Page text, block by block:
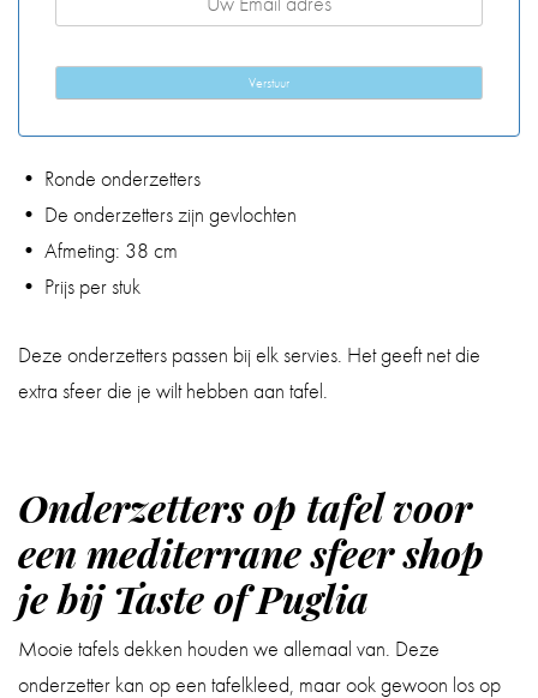
Verstuur
• Ronde onderzetters
• De onderzetters zijn gevlochten
• Afmeting: 38 cm
• Prijs per stuk
Deze onderzetters passen bij elk servies. Het geeft net die
extra sfeer die je wilt hebben aan tafel.
Onderzetters op tafel voor
een mediterrane sfeer shop
je bij Taste of Puglia
Mooie tafels dekken houden we allemaal van. Deze
onderzetter kan op een tafelkleed, maar ook gewoon los op